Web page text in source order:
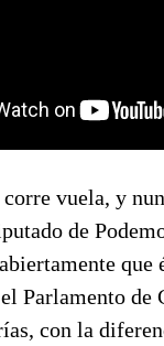
vuela, y
de
que
Parlamento de
con la